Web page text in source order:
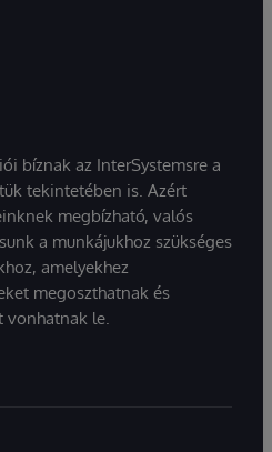
bíznak az InterSystemsre a
tekintetében is. Azért
megbízható, valós
a munkájukhoz szükséges
amelyekhez
megoszthatnak és
vonhatnak le.